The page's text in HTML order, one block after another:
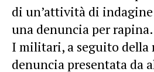
di un’attività di
una denuncia per rapina.
I militari, a seguito della
denuncia presentata da